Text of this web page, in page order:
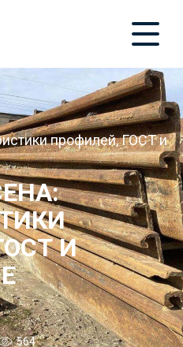
профилей, ГОСТ и
И
564